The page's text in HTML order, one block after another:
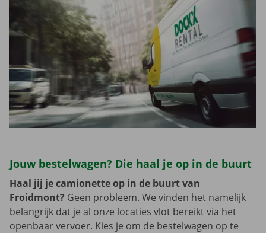
Jouw bestelwagen? Die haal je op in de buurt
Haal jij je camionette op in de buurt van
Froidmont? Geen probleem. We vinden het namelijk
belangrijk dat je al onze locaties vlot bereikt via het
openbaar vervoer. Kies je om de bestelwagen op te